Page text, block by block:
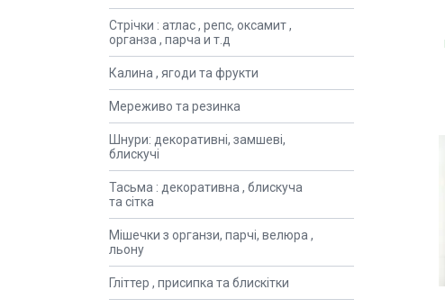
Стрічки : атлас , репс, оксамит ,
органза , парча и т.д
Калина , ягоди та фрукти
Мереживо та резинка
Шнури: декоративні, замшеві,
блискучі
Тасьма : декоративна , блискуча
та сітка
Мішечки з органзи, парчі, велюра ,
льону
Гліттер , присипка та блискітки